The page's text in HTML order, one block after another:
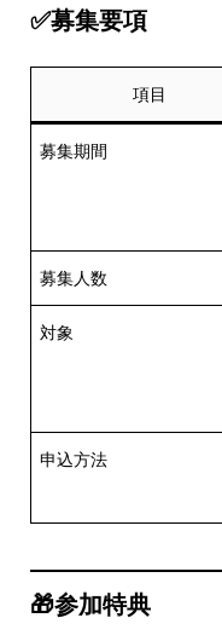
✅募集要項
項目
募集期間
募集人数
対象
申込方法
🎁参加特典